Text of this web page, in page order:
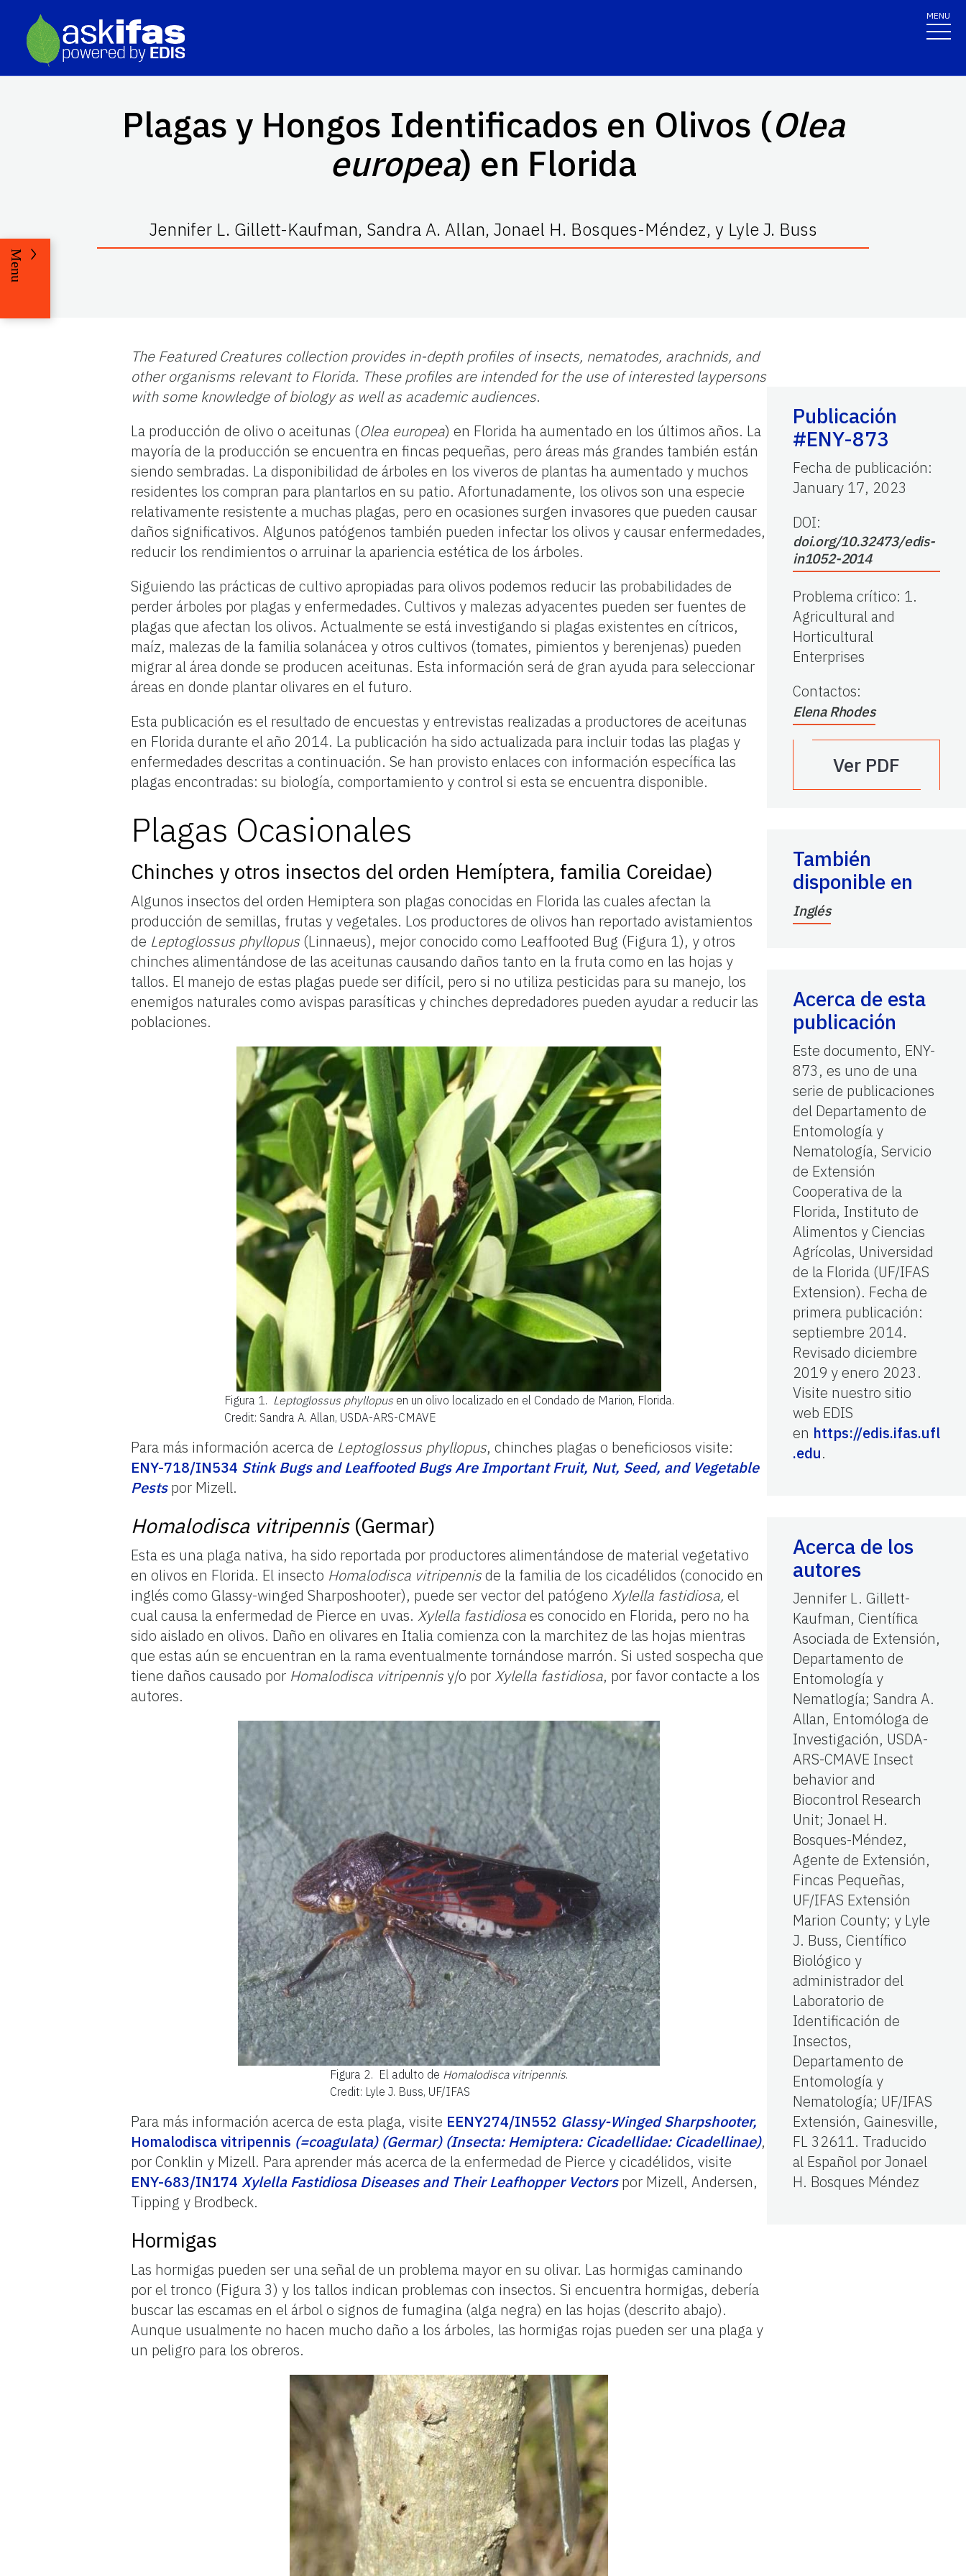
MENU
Plagas y Hongos Identificados en Olivos (Olea
europea) en Florida
Jennifer L. Gillett-Kaufman, Sandra A. Allan, Jonael H. Bosques-Méndez, y Lyle J. Buss
Menu
The Featured Creatures collection provides in-depth profiles of insects, nematodes, arachnids, and
other organisms relevant to Florida. These profiles are intended for the use of interested laypersons
with some knowledge of biology as well as academic audiences.
La producción de olivo o aceitunas (Olea europea) en Florida ha aumentado en los últimos años. La
mayoría de la producción se encuentra en fincas pequeñas, pero áreas más grandes también están
siendo sembradas. La disponibilidad de árboles en los viveros de plantas ha aumentado y muchos
residentes los compran para plantarlos en su patio. Afortunadamente, los olivos son una especie
relativamente resistente a muchas plagas, pero en ocasiones surgen invasores que pueden causar
daños significativos. Algunos patógenos también pueden infectar los olivos y causar enfermedades,
reducir los rendimientos o arruinar la apariencia estética de los árboles.
Siguiendo las prácticas de cultivo apropiadas para olivos podemos reducir las probabilidades de
perder árboles por plagas y enfermedades. Cultivos y malezas adyacentes pueden ser fuentes de
plagas que afectan los olivos. Actualmente se está investigando si plagas existentes en cítricos,
maíz, malezas de la familia solanácea y otros cultivos (tomates, pimientos y berenjenas) pueden
migrar al área donde se producen aceitunas. Esta información será de gran ayuda para seleccionar
áreas en donde plantar olivares en el futuro.
Esta publicación es el resultado de encuestas y entrevistas realizadas a productores de aceitunas
en Florida durante el año 2014. La publicación ha sido actualizada para incluir todas las plagas y
enfermedades descritas a continuación. Se han provisto enlaces con información específica las
plagas encontradas: su biología, comportamiento y control si esta se encuentra disponible.
Plagas Ocasionales
Chinches y otros insectos del orden Hemíptera, familia Coreidae)
Algunos insectos del orden Hemiptera son plagas conocidas en Florida las cuales afectan la
producción de semillas, frutas y vegetales. Los productores de olivos han reportado avistamientos
de Leptoglossus phyllopus (Linnaeus), mejor conocido como Leaffooted Bug (Figura 1), y otros
chinches alimentándose de las aceitunas causando daños tanto en la fruta como en las hojas y
tallos. El manejo de estas plagas puede ser difícil, pero si no utiliza pesticidas para su manejo, los
enemigos naturales como avispas parasíticas y chinches depredadores pueden ayudar a reducir las
poblaciones.
Figura 1. Leptoglossus phyllopusen un olivo localizado en el Condado de Marion, Florida.
Credit: Sandra A. Allan, USDA-ARS-CMAVE
Para más información acerca de Leptoglossus phyllopus, chinches plagas o beneficiosos visite:
ENY-718/IN534 Stink Bugs and Leaffooted Bugs Are Important Fruit, Nut, Seed, and Vegetable
Pests por Mizell.
Homalodisca vitripennis(Germar)
Esta es una plaga nativa, ha sido reportada por productores alimentándose de material vegetativo
en olivos en Florida. El insecto Homalodisca vitripennisde la familia de los cicadélidos (conocido en
inglés como Glassy-winged Sharposhooter), puede ser vector del patógenoXylella fastidiosa,el
cual causa la enfermedad de Pierce en uvas.Xylella fastidiosaes conocido en Florida, pero no ha
sido aislado en olivos. Daño en olivares en Italia comienza con la marchitez de las hojas mientras
que estas aún se encuentran en la rama eventualmente tornándose marrón. Si usted sospecha que
tiene daños causado por Homalodisca vitripennis y/o porXylella fastidiosa, por favor contacte a los
autores.
Figura 2. El adulto de Homalodisca vitripennis.
Credit: Lyle J. Buss, UF/IFAS
Para más información acerca de esta plaga, visite EENY274/IN552 Glassy-Winged Sharpshooter,
Homalodisca vitripennis (=coagulata) (Germar) (Insecta: Hemiptera: Cicadellidae: Cicadellinae),
por Conklin y Mizell. Para aprender más acerca de la enfermedad de Pierce y cicadélidos, visite
ENY-683/IN174Xylella Fastidiosa Diseases and Their Leafhopper Vectorspor Mizell, Andersen,
Tipping y Brodbeck.
Hormigas
Las hormigas pueden ser una señal de un problema mayor en su olivar. Las hormigas caminando
por el tronco (Figura 3) y los tallos indican problemas con insectos. Si encuentra hormigas, debería
buscar las escamas en el árbol o signos de fumagina (alga negra) en las hojas (descrito abajo).
Aunque usualmente no hacen mucho daño a los árboles, las hormigas rojas pueden ser una plaga y
un peligro para los obreros.
Publicación
#ENY-873
Fecha de publicación:
January 17, 2023
DOI:
doi.org/10.32473/edis-
in1052-2014
Problema crítico: 1.
Agricultural and
Horticultural
Enterprises
Contactos:
Elena Rhodes
Ver PDF
También
disponible en
Inglés
Acerca de esta
publicación
Este documento, ENY-
873, es uno de una
serie de publicaciones
del Departamento de
Entomología y
Nematología, Servicio
de Extensión
Cooperativa de la
Florida, Instituto de
Alimentos y Ciencias
Agrícolas, Universidad
de la Florida (UF/IFAS
Extension). Fecha de
primera publicación:
septiembre 2014.
Revisado diciembre
2019 y enero 2023.
Visite nuestro sitio
web EDIS
en https://edis.ifas.ufl
.edu.
Acerca de los
autores
Jennifer L. Gillett-
Kaufman, Científica
Asociada de Extensión,
Departamento de
Entomología y
Nematlogía; Sandra A.
Allan, Entomóloga de
Investigación, USDA-
ARS-CMAVE Insect
behavior and
Biocontrol Research
Unit; Jonael H.
Bosques-Méndez,
Agente de Extensión,
Fincas Pequeñas,
UF/IFAS Extensión
Marion County; y Lyle
J. Buss, Científico
Biológico y
administrador del
Laboratorio de
Identificación de
Insectos,
Departamento de
Entomología y
Nematología; UF/IFAS
Extensión, Gainesville,
FL 32611. Traducido
al Español por Jonael
H. Bosques Méndez